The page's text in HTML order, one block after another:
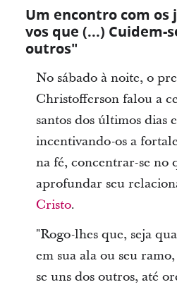
Um encontro com os
vos que (...) Cuidem-
outros"
No sábado à noite, o
Christofferson falou a
santos dos últimos dias
incentivando-os a
na fé, concentrar-se no
aprofundar seu
Cristo.
"Rogo-lhes que, seja
em sua ala ou seu
se uns dos outros, até